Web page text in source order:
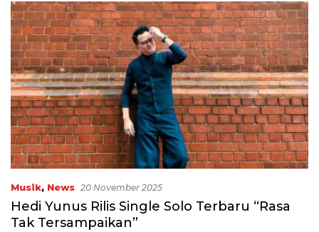
Musik, News 20 November 2025
Hedi Yunus Rilis Single Solo Terbaru “Rasa
Tak Tersampaikan”